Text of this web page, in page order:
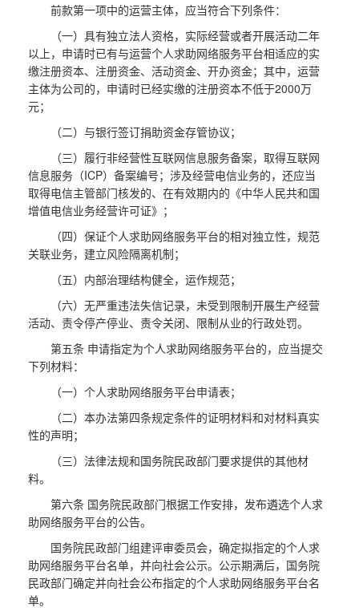
前款第一项中的运营主体，应当符合下列条件：
（一）具有独立法人资格，实际经营或者开展活动二年
以上，申请时已有与运营个人求助网络服务平台相适应的实
缴注册资本、注册资金、活动资金、开办资金；其中，运营
主体为公司的，申请时已经实缴的注册资本不低于2000万
元；
（二）与银行签订捐助资金存管协议；
（三）履行非经营性互联网信息服务备案，取得互联网
信息服务（ICP）备案编号；涉及经营电信业务的，还应当
取得电信主管部门核发的、在有效期内的《中华人民共和国
增值电信业务经营许可证》；
（四）保证个人求助网络服务平台的相对独立性，规范
关联业务，建立风险隔离机制；
（五）内部治理结构健全，运作规范；
（六）无严重违法失信记录，未受到限制开展生产经营
活动、责令停产停业、责令关闭、限制从业的行政处罚。
第五条 申请指定为个人求助网络服务平台的，应当提交
下列材料：
（一）个人求助网络服务平台申请表；
（二）本办法第四条规定条件的证明材料和对材料真实
性的声明；
（三）法律法规和国务院民政部门要求提供的其他材
料。
第六条 国务院民政部门根据工作安排，发布遴选个人求
助网络服务平台的公告。
国务院民政部门组建评审委员会，确定拟指定的个人求
助网络服务平台名单，并向社会公示。公示期满后，国务院
民政部门确定并向社会公布指定的个人求助网络服务平台名
单。